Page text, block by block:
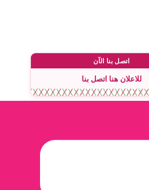
اتصل بنا الآن
للاعلان هنا اتصل بنا